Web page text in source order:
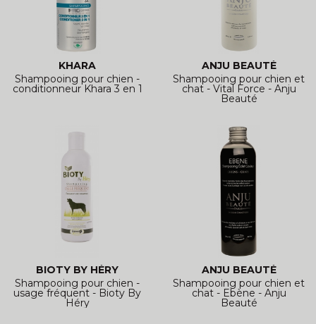
KHARA
Shampooing pour chien -
conditionneur Khara 3 en 1
ANJU BEAUTÉ
Shampooing pour chien et
chat - Vital Force - Anju
Beauté
BIOTY BY HÉRY
Shampooing pour chien -
usage fréquent - Bioty By
Héry
ANJU BEAUTÉ
Shampooing pour chien et
chat - Ebène - Anju
Beauté